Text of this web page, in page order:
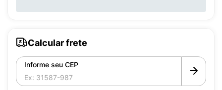
Calcular frete
Informe seu CEP